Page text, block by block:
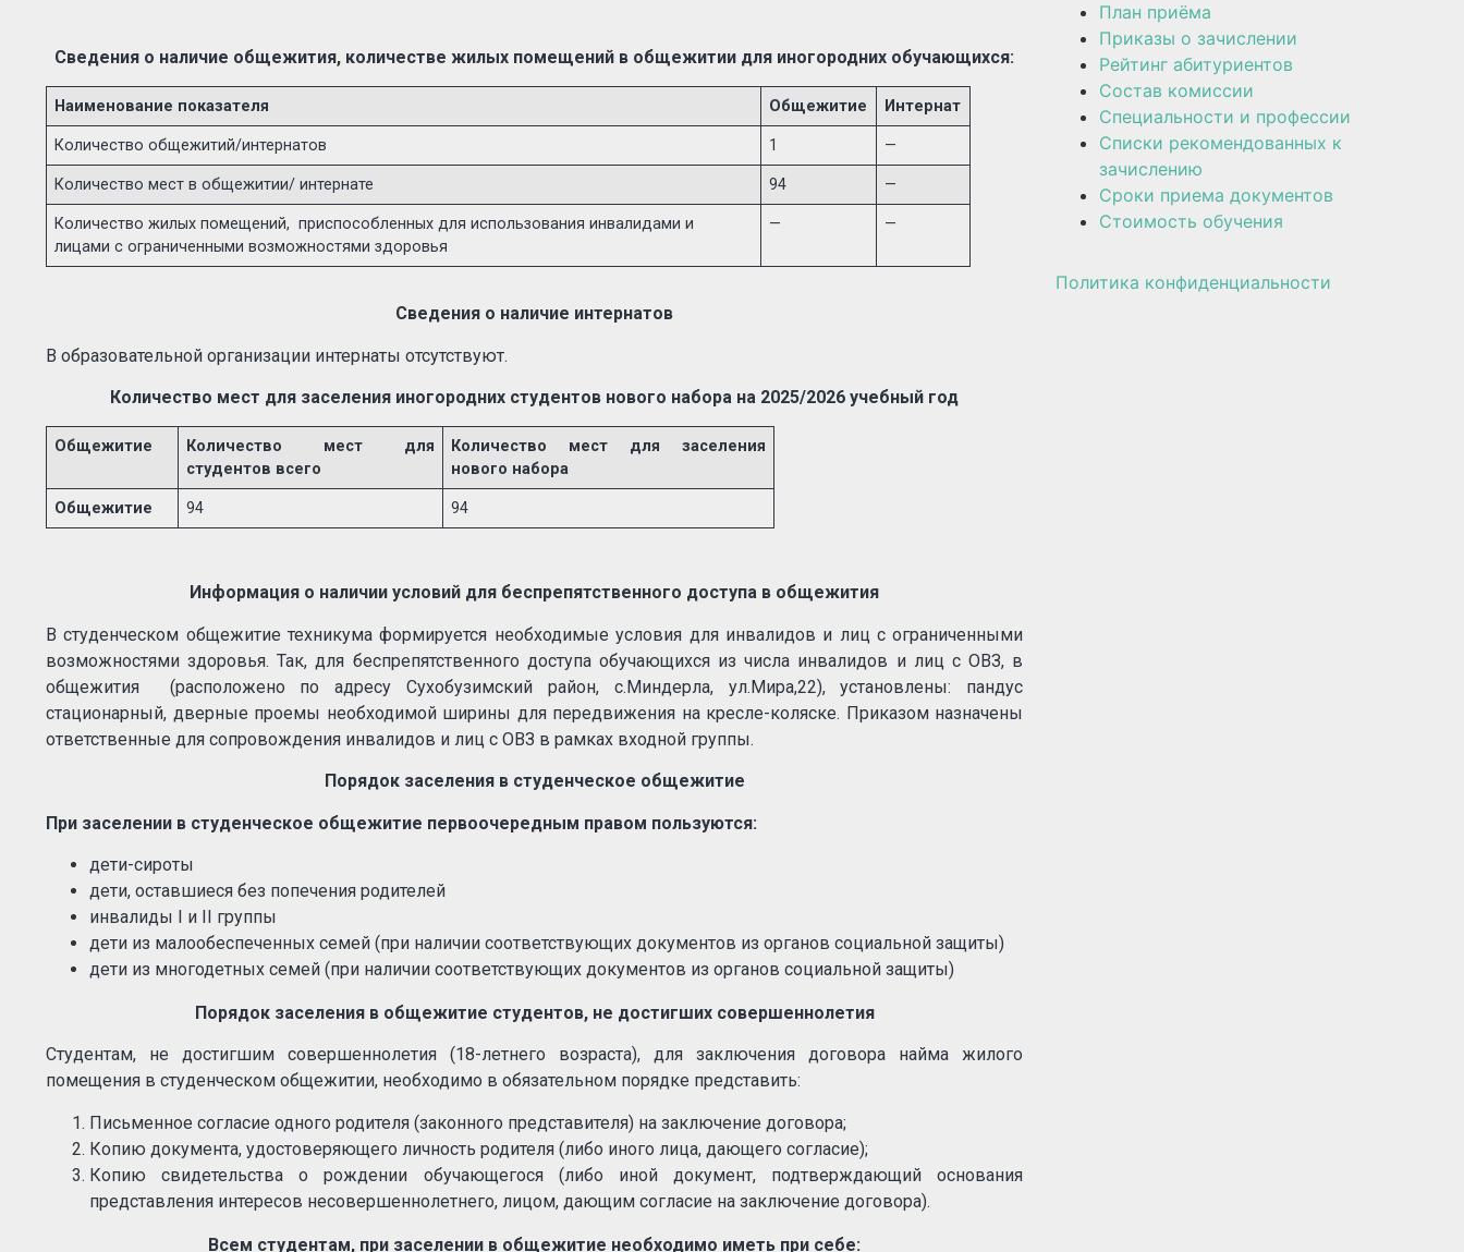
Сведения о наличие общежития, количестве жилых помещений в общежитии для иногородних обучающихся:
Наименование показателя Общежитие Интернат
Количество общежитий/интернатов 1 —
Количество мест в общежитии/ интернате 94 —
Количество жилых помещений, приспособленных для использования инвалидами и
лицами с ограниченными возможностями здоровья
— —
Сведения о наличие интернатов
В образовательной организации интернаты отсутствуют.
Количество мест для заселения иногородних студентов нового набора на 2025/2026 учебный год
Общежитие
Количество мест для
студентов всего
Количество мест для заселения
нового набора
Общежитие 94 94
Информация о наличии условий для беспрепятственного доступа в общежития
В студенческом общежитие техникума формируется необходимые условия для инвалидов и лиц с ограниченными
возможностями здоровья. Так, для беспрепятственного доступа обучающихся из числа инвалидов и лиц с ОВЗ, в
общежития (расположено по адресу Сухобузимский район, с.Миндерла, ул.Мира,22), установлены: пандус
стационарный, дверные проемы необходимой ширины для передвижения на кресле-коляске. Приказом назначены
ответственные для сопровождения инвалидов и лиц с ОВЗ в рамках входной группы.
Порядок заселения в студенческое общежитие
При заселении в студенческое общежитие первоочередным правом пользуются:
дети-сироты
дети, оставшиеся без попечения родителей
инвалиды I и II группы
дети из малообеспеченных семей (при наличии соответствующих документов из органов социальной защиты)
дети из многодетных семей (при наличии соответствующих документов из органов социальной защиты)
Порядок заселения в общежитие студентов, не достигших совершеннолетия
Студентам, не достигшим совершеннолетия (18-летнего возраста), для заключения договора найма жилого
помещения в студенческом общежитии, необходимо в обязательном порядке представить:
Письменное согласие одного родителя (законного представителя) на заключение договора;
Копию документа, удостоверяющего личность родителя (либо иного лица, дающего согласие);
Копию свидетельства о рождении обучающегося (либо иной документ, подтверждающий основания
представления интересов несовершеннолетнего, лицом, дающим согласие на заключение договора).
Всем студентам, при заселении в общежитие необходимо иметь при себе:
План приёма
Приказы о зачислении
Рейтинг абитуриентов
Состав комиссии
Специальности и профессии
Списки рекомендованных к
зачислению
Сроки приема документов
Стоимость обучения
Политика конфиденциальности